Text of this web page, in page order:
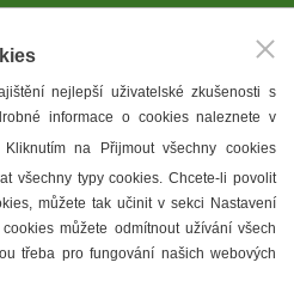
Masaryk
a galerie
meníčka
nejlepší uživatelské zkušenosti s
informace o cookies naleznete v
Kliknutím na Přijmout všechny cookies
všechny typy cookies. Chcete-li povolit
můžete tak učinit v sekci Nastavení
můžete odmítnout užívání všech
třeba pro fungování našich webových